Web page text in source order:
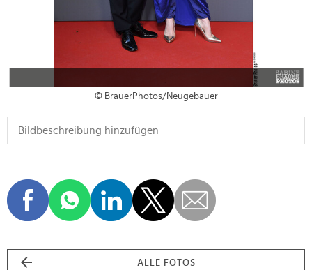
© BrauerPhotos/Neugebauer
ALLE FOTOS